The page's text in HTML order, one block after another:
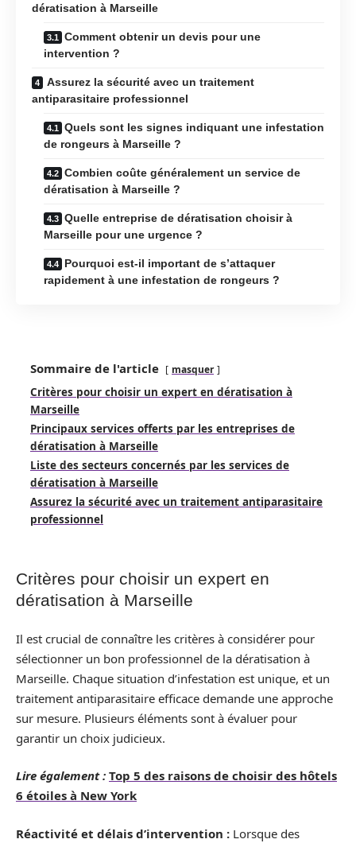
dératisation à Marseille
Comment obtenir un devis pour une
intervention ?
Assurez la sécurité avec un traitement
antiparasitaire professionnel
Quels sont les signes indiquant une infestation
de rongeurs à Marseille ?
Combien coûte généralement un service de
dératisation à Marseille ?
Quelle entreprise de dératisation choisir à
Marseille pour une urgence ?
Pourquoi est-il important de s’attaquer
rapidement à une infestation de rongeurs ?
Sommaire de l'article masquer
Critères pour choisir un expert en dératisation à
Marseille
Principaux services offerts par les entreprises de
dératisation à Marseille
Liste des secteurs concernés par les services de
dératisation à Marseille
Assurez la sécurité avec un traitement antiparasitaire
professionnel
Critères pour choisir un expert en
dératisation à Marseille
Il est crucial de connaître les critères à considérer pour
sélectionner un bon professionnel de la dératisation à
Marseille. Chaque situation d’infestation est unique, et un
traitement antiparasitaire efficace demande une approche
sur mesure. Plusieurs éléments sont à évaluer pour
garantir un choix judicieux.
Lire également : Top 5 des raisons de choisir des hôtels
6 étoiles à New York
Réactivité et délais d’intervention : Lorsque des